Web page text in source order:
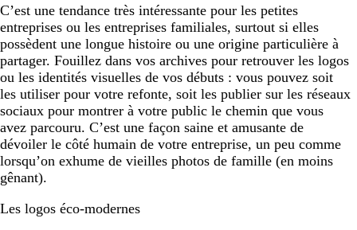
C’est une tendance très intéressante pour les petites
entreprises ou les entreprises familiales, surtout si elles
possèdent une longue histoire ou une origine particulière à
partager. Fouillez dans vos archives pour retrouver les logos
ou les identités visuelles de vos débuts : vous pouvez soit
les utiliser pour votre refonte, soit les publier sur les réseaux
sociaux pour montrer à votre public le chemin que vous
avez parcouru. C’est une façon saine et amusante de
dévoiler le côté humain de votre entreprise, un peu comme
lorsqu’on exhume de vieilles photos de famille (en moins
gênant).
Les logos éco-modernes